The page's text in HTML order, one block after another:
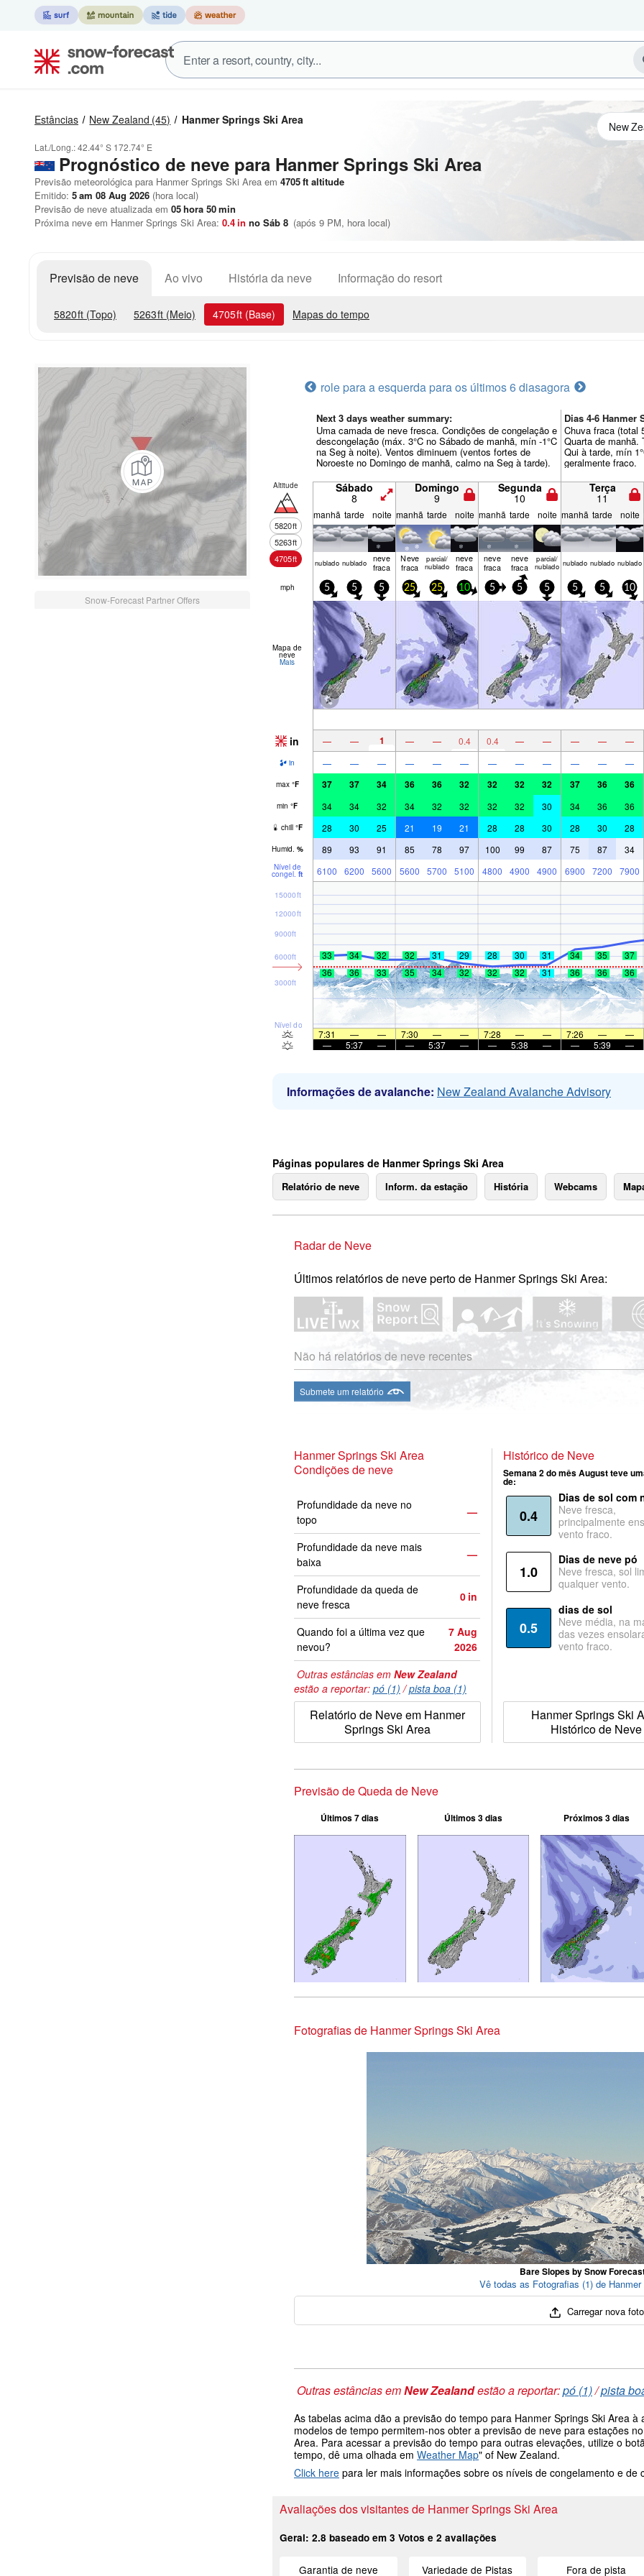
Estâncias New Zealand (45) Hanmer Springs Ski Area
Lat./Long.:42.44° S 172.74° E
Prognóstico de neve para Hanmer Springs Ski Area
Previsão meteorológica para Hanmer Springs Ski Area em 4705ft altitude
Emitido: 5 am 08 Aug 2026 (hora local)
Previsão de neve atualizada em 05hora 50min
Próxima neve em Hanmer Springs Ski Area: 0.4in no Sáb 8 (após 9 PM, hora local)
Previsão de neve Ao vivo História da neve Informação do resort
5820ft (Topo) 5263ft (Meio) 4705ft (Base) Mapas do tempo
Snow-Forecast Partner Offers
role para a esquerda para os últimos 6 diasagora
Next 3 days weather summary:
Uma camada de neve fresca. Condições de congelação e
descongelação (máx. 3°C no Sábado de manhã, mín -1°C
na Seg à noite). Ventos diminuem (ventos fortes de
Noroeste no Domingo de manhã, calmo na Seg à tarde).
Dias 4-6 Hanmer
Chuva fraca (total
Quarta de manhã.
Qui à tarde, mín
geralmente fraco.
Altitude
5820ft
5263ft
4705ft
Sábado
8
Domingo
9
Segunda
10
Terça
11
manhã tarde noite manhã tarde noite manhã tarde noite manhã tarde noite
nubl­ado nubl­ado neve
fraca
Neve
fraca
parcial/
nublado
neve
fraca
neve
fraca
neve
fraca
parcial/
nublado nubl­ado nubl­ado nubl­ado
mph 5 5 5 25 25 10 5 5 5 5 5 10
Mapa de
neve
Mais
in — — 1 — — 0.4 0.4 — — — — —
in — — — — — — — — — — — —
max °F 37 37 34 36 36 32 32 32 32 37 36 36
min °F 34 34 32 34 32 32 32 32 30 34 36 36
chill °F 28 30 25 21 19 21 28 28 30 28 30 28
Humid. % 89 93 91 85 78 97 100 99 87 75 87 34
Nível de
congel. ft 6100 6200 5600 5600 5700 5100 4800 4900 4900 6900 7200 7900
Nível do mar
3000ft
6000ft
9000ft
12000ft
15000ft
33 34 32 32 31 29 28 30 31 34 35 37
36
36 33 35 34 32 32 32 31 36 36 36
7:31 — — 7:30 — — 7:28 — — 7:26 — —
—
5:37 — — 5:37 — — 5:38 — — 5:39 —
Informações de avalanche: New Zealand Avalanche Advisory
Páginas populares de Hanmer Springs Ski Area
Relatório de neve Inform. da estação História Webcams
Radar de Neve
Últimos relatórios de neve perto de Hanmer Springs Ski Area:
Não há relatórios de neve recentes
Submete um relatório
Hanmer Springs Ski Area
Condições de neve
Profundidade da neve no
topo
—
Profundidade da neve mais
baixa
—
Profundidade da queda de
neve fresca
0 in
Quando foi a última vez que
nevou?
7 Aug
2026
Outras estâncias em New Zealand
estão a reportar: pó (1) /pista boa (1)
Relatório de Neve em Hanmer
Springs Ski Area
Histórico de Neve
Semana 2 do mês August teve
de:
0.4
Dias de sol com
Neve fresca,
principalmente
vento fraco.
1.0
Dias de neve pó
Neve fresca, sol
qualquer vento.
0.5
dias de sol
Neve média, na
das vezes
vento fraco.
Hanmer Springs Ski
Histórico de Neve
Previsão de Queda de Neve
Últimos 7 dias Últimos 3 dias Próximos 3 dias
Fotografias de Hanmer Springs Ski Area
Bare Slopes by Snow
Vê todas as Fotografias (1) de
Carregar nova foto
Outras estâncias emNew Zealandestão a reportar:pó (1)/pista
As tabelas acima dão a previsão do tempo para Hanmer Springs Ski Area
modelos de tempo permitem-nos obter a previsão de neve para estações
Area. Para acessar a previsão do tempo para outras elevações, utilize o
tempo, dê uma olhada em Weather Map" of New Zealand.
Click here para ler mais informações sobre os níveis de congelamento e
Avaliações dos visitantes de Hanmer Springs Ski Area
Geral: 2.8 baseado em 3 Votos e 2 avaliações
Garantia de neve Variedade de Pistas Fora de pista